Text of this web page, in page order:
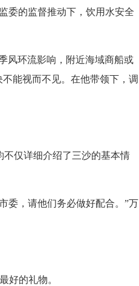
委的监督推动下，饮用水安全
风环流影响，附近海域商船或
能视而不见。在他带领下，调
仅详细介绍了三沙的基本情
委，请他们务必做好配合。”万
好的礼物。